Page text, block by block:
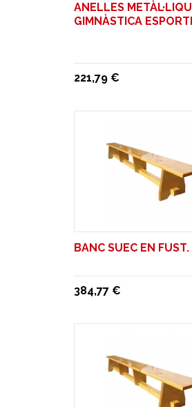
ANELLES
GIMNÀSTICA
221,79 €
BANC SUEC EN
384,77 €